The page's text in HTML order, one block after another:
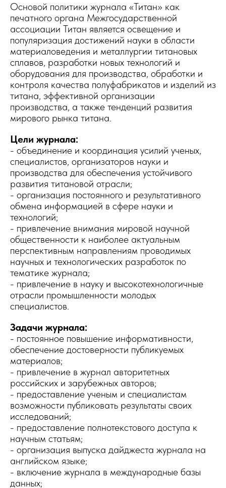
Основой политики журнала «Титан» как
печатного органа Межгосударственной
ассоциации Титан является освещение и
популяризация достижений науки в области
материаловедения и металлургии титановых
сплавов, разработки новых технологий и
оборудования для производства, обработки и
контроля качества полуфабрикатов и изделий из
титана, эффективной организации
производства, а также тенденций развития
мирового рынка титана.
Цели журнала:
- объединение и координация усилий ученых,
специалистов, организаторов науки и
производства для обеспечения устойчивого
развития титановой отрасли;
- организация постоянного и результативного
обмена информацией в сфере науки и
технологий;
- привлечение внимания мировой научной
общественности к наиболее актуальным
перспективным направлениям проводимых
научных и технологических разработок по
тематике журнала;
- привлечение в науку и высокотехнологичные
отрасли промышленности молодых
специалистов.
Задачи журнала:
- постоянное повышение информативности,
обеспечение достоверности публикуемых
материалов;
- привлечение в журнал авторитетных
российских и зарубежных авторов;
- предоставление ученым и специалистам
возможности публиковать результаты своих
исследований;
- предоставление полнотекстового доступа к
научным статьям;
- организация выпуска дайджеста журнала на
английском языке;
- включение журнала в международные базы
данных;